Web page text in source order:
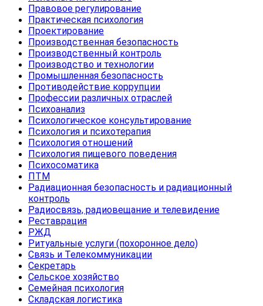
Правовое регулирование
Практическая психология
Проектирование
Производственная безопасность
Производственный контроль
Производство и технологии
Промышленная безопасность
Противодействие коррупции
Профессии различных отраслей
Психоанализ
Психологическое консультирование
Психология и психотерапия
Психология отношений
Психология пищевого поведения
Психосоматика
ПТМ
Радиационная безопасность и радиационный
контроль
Радиосвязь, радиовещание и телевидение
Реставрация
РЖД
Ритуальные услуги (похоронное дело)
Связь и Телекоммуникации
Секретарь
Сельское хозяйство
Семейная психология
Складская логистика